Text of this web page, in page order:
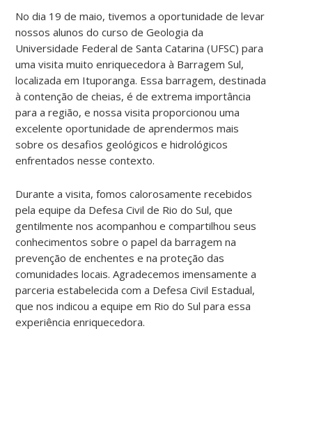
No dia 19 de maio, tivemos a oportunidade de levar
nossos alunos do curso de Geologia da
Universidade Federal de Santa Catarina (UFSC) para
uma visita muito enriquecedora à Barragem Sul,
localizada em Ituporanga. Essa barragem, destinada
à contenção de cheias, é de extrema importância
para a região, e nossa visita proporcionou uma
excelente oportunidade de aprendermos mais
sobre os desafios geológicos e hidrológicos
enfrentados nesse contexto.
Durante a visita, fomos calorosamente recebidos
pela equipe da Defesa Civil de Rio do Sul, que
gentilmente nos acompanhou e compartilhou seus
conhecimentos sobre o papel da barragem na
prevenção de enchentes e na proteção das
comunidades locais. Agradecemos imensamente a
parceria estabelecida com a Defesa Civil Estadual,
que nos indicou a equipe em Rio do Sul para essa
experiência enriquecedora.